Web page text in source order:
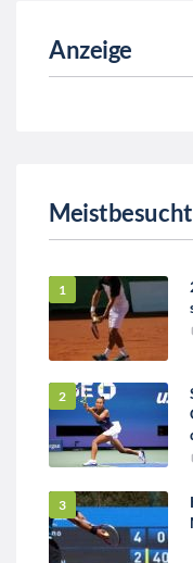
Anzeige
Meistbesucht